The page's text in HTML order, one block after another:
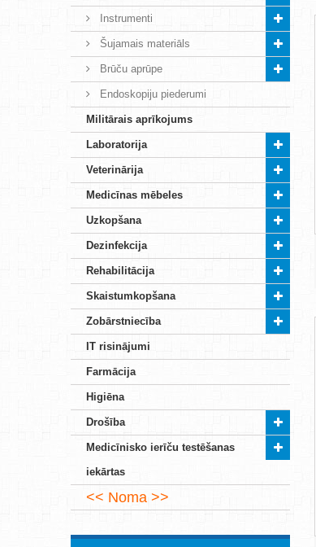
Instrumenti
Šujamais materiāls
Brūču aprūpe
Endoskopiju piederumi
Militārais aprīkojums
Laboratorija
Veterinārija
Medicīnas mēbeles
Uzkopšana
Dezinfekcija
Rehabilitācija
Skaistumkopšana
Zobārstniecība
IT risinājumi
Farmācija
Higiēna
Drošība
Medicīnisko ierīču testēšanas
iekārtas
Noma